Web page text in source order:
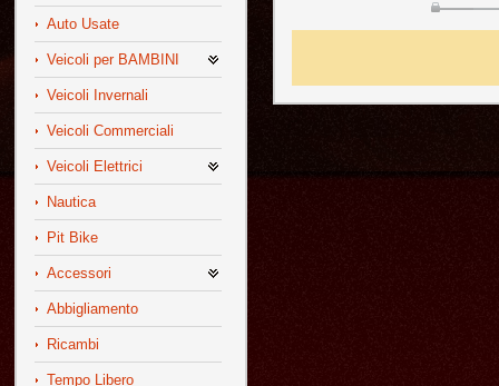
Auto Usate
Veicoli per BAMBINI
Veicoli Invernali
Veicoli Commerciali
Veicoli Elettrici
Nautica
Pit Bike
Accessori
Abbigliamento
Ricambi
Tempo Libero